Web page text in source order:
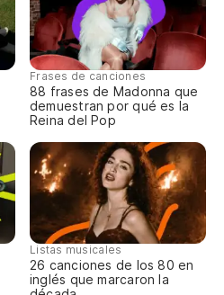
Frases de canciones
88 frases de Madonna que
demuestran por qué es la
Reina del Pop
Listas musicales
26 canciones de los 80 en
inglés que marcaron la